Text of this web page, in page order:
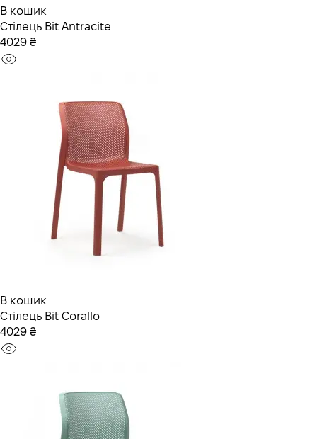
В кошик
Стілець Bit Antracite
4029 ₴
В кошик
Стілець Bit Corallо
4029 ₴